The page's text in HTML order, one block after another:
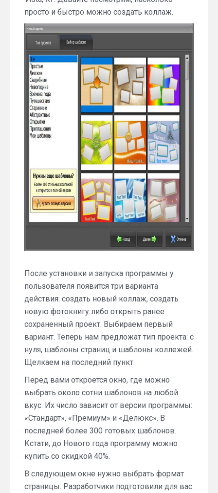
просто и быстро можно создать коллаж.
После установки и запуска программы у
пользователя появится три варианта
действия: создать новый коллаж, создать
новую фотокнигу либо открыть ранее
сохраненный проект. Выбираем первый
вариант. Теперь нам предложат тип проекта: с
нуля, шаблоны страниц и шаблоны коллежей.
Щелкаем на последний пункт.
Перед вами откроется окно, где можно
выбрать около сотни шаблонов на любой
вкус. Их число зависит от версии программы:
«Стандарт», «Премиум» и «Делюкс». В
последней более 300 готовых шаблонов.
Кстати, до Нового года программу можно
купить со скидкой 40%.
В следующем окне нужно выбрать формат
страницы. Разработчики подготовили для вас